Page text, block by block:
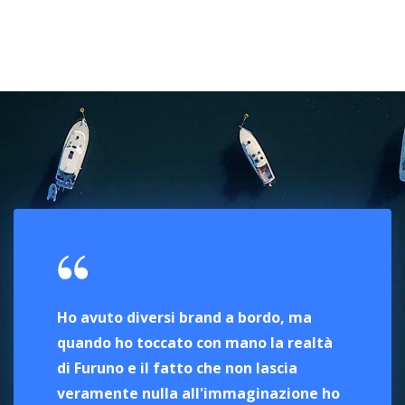
Ho avuto diversi brand a bordo, ma
quando ho toccato con mano la realtà
di Furuno e il fatto che non lascia
veramente nulla all'immaginazione ho